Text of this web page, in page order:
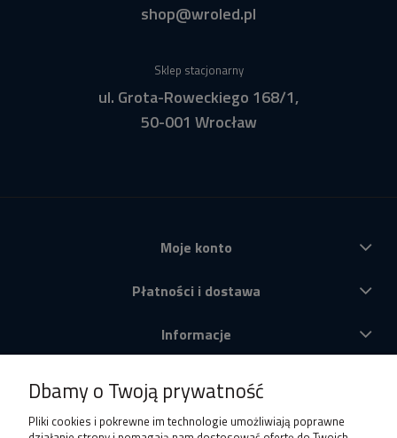
shop@wroled.pl
Sklep stacjonarny
ul. Grota-Roweckiego 168/1,
50-001 Wrocław
Moje konto
Płatności i dostawa
Informacje
Produkty
Dbamy o Twoją prywatność
Pliki cookies i pokrewne im technologie umożliwiają poprawne